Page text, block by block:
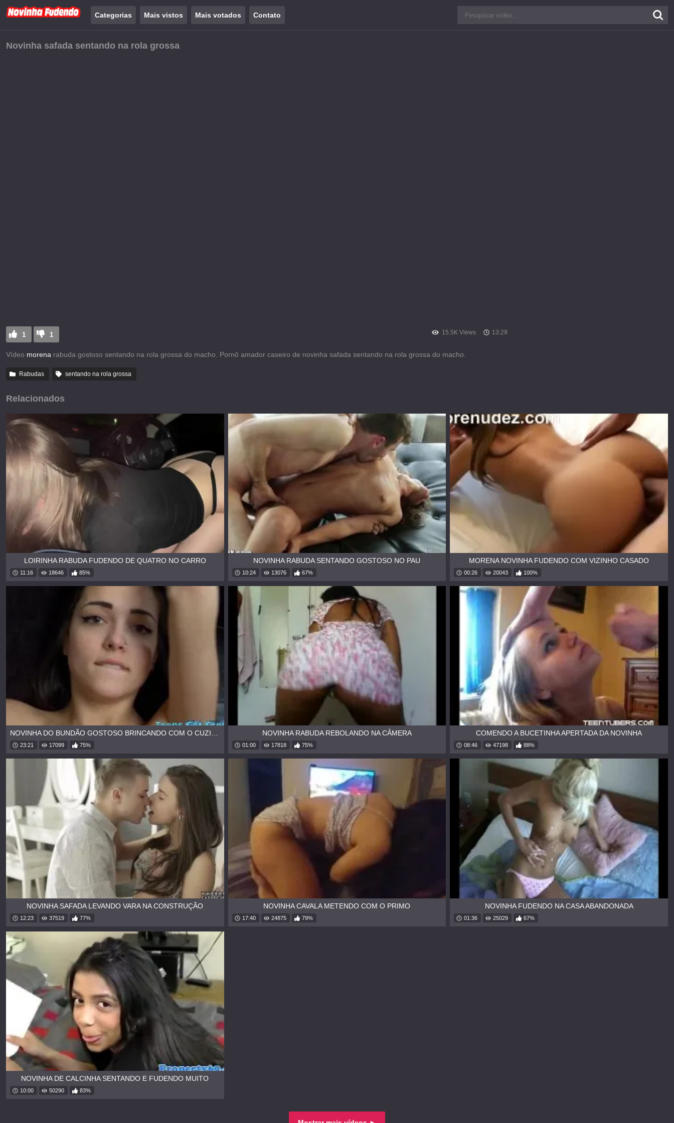
Categorias Mais vistos Mais votados Contato
Novinha safada sentando na rola grossa
1 1 15.5K Views 13:29
Vídeo morena rabuda gostoso sentando na rola grossa do macho. Pornô amador caseiro de novinha safada sentando na rola grossa do macho.
Rabudas sentando na rola grossa
Relacionados
LOIRINHA RABUDA FUDENDO DE QUATRO NO CARRO
11:16 18646 85%
NOVINHA RABUDA SENTANDO GOSTOSO NO PAU
10:24 13076 67%
MORENA NOVINHA FUDENDO COM VIZINHO CASADO
00:26 20043 100%
NOVINHA DO BUNDÃO GOSTOSO BRINCANDO COM O CUZINHO
23:21 17099 75%
NOVINHA RABUDA REBOLANDO NA CÂMERA
01:00 17818 75%
COMENDO A BUCETINHA APERTADA DA NOVINHA
08:46 47198 88%
NOVINHA SAFADA LEVANDO VARA NA CONSTRUÇÃO
12:23 37519 77%
NOVINHA CAVALA METENDO COM O PRIMO
17:40 24875 79%
NOVINHA FUDENDO NA CASA ABANDONADA
01:36 25029 67%
NOVINHA DE CALCINHA SENTANDO E FUDENDO MUITO
10:00 50290 83%